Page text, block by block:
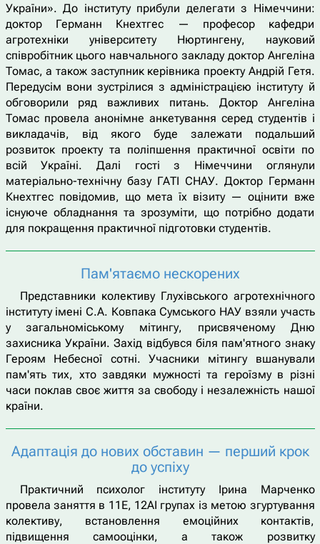
України». До інституту прибули делегати з Німеччини:
доктор Германн Кнехтгес — професор кафедри
агротехніки університету Нюртингену, науковий
співробітник цього навчального закладу доктор Ангеліна
Томас, а також заступник керівника проекту Андрій Гетя.
Передусім вони зустрілися з адміністрацією інституту й
обговорили ряд важливих питань. Доктор Ангеліна
Томас провела анонімне анкетування серед студентів і
викладачів, від якого буде залежати подальший
розвиток проекту та поліпшення практичної освіти по
всій Україні. Далі гості з Німеччини оглянули
матеріально-технічну базу ГАТІ СНАУ. Доктор Германн
Кнехтгес повідомив, що мета їх візиту — оцінити вже
існуюче обладнання та зрозуміти, що потрібно додати
для покращення практичної підготовки студентів.
Пам'ятаємо нескорених
Представники колективу Глухівського агротехнічного
інституту імені С.А. Ковпака Сумського НАУ взяли участь
у загальноміському мітингу, присвяченому Дню
захисника України. Захід відбувся біля пам'ятного знаку
Героям Небесної сотні. Учасники мітингу вшанували
пам'ять тих, хто завдяки мужності та героїзму в різні
часи поклав своє життя за свободу і незалежність нашої
країни.
Адаптація до нових обставин — перший крок
до успіху
Практичний психолог інституту Ірина Марченко
провела заняття в 11Е, 12АІ групах із метою згуртування
колективу, встановлення емоційних контактів,
підвищення самооцінки, а також розвитку